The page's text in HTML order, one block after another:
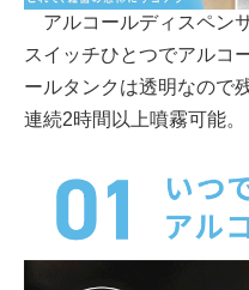
アルコールディスペン
スイッチひとつでアルコ
ールタンクは透明なので
連続2時間以上噴霧可能。